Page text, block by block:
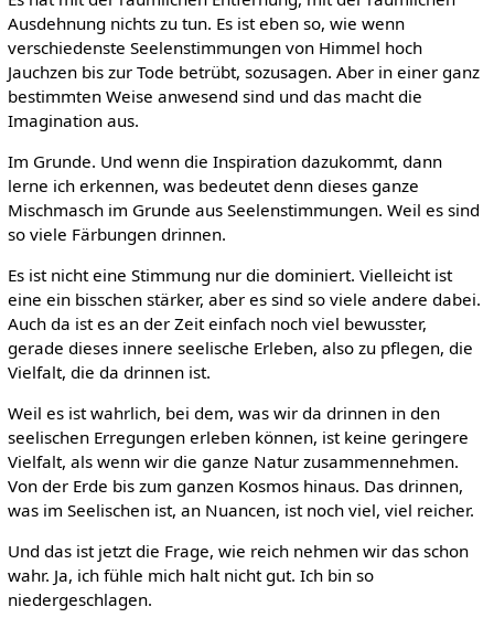
Ausdehnung nichts zu tun. Es ist eben so, wie wenn
verschiedenste Seelenstimmungen von Himmel hoch
Jauchzen bis zur Tode betrübt, sozusagen. Aber in einer ganz
bestimmten Weise anwesend sind und das macht die
Imagination aus.
Im Grunde. Und wenn die Inspiration dazukommt, dann
lerne ich erkennen, was bedeutet denn dieses ganze
Mischmasch im Grunde aus Seelenstimmungen. Weil es sind
so viele Färbungen drinnen.
Es ist nicht eine Stimmung nur die dominiert. Vielleicht ist
eine ein bisschen stärker, aber es sind so viele andere dabei.
Auch da ist es an der Zeit einfach noch viel bewusster,
gerade dieses innere seelische Erleben, also zu pflegen, die
Vielfalt, die da drinnen ist.
Weil es ist wahrlich, bei dem, was wir da drinnen in den
seelischen Erregungen erleben können, ist keine geringere
Vielfalt, als wenn wir die ganze Natur zusammennehmen.
Von der Erde bis zum ganzen Kosmos hinaus. Das drinnen,
was im Seelischen ist, an Nuancen, ist noch viel, viel reicher.
Und das ist jetzt die Frage, wie reich nehmen wir das schon
wahr. Ja, ich fühle mich halt nicht gut. Ich bin so
niedergeschlagen.